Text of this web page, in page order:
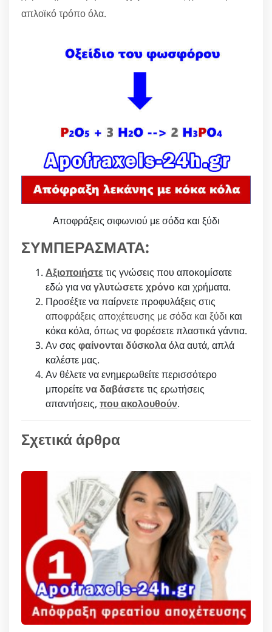
απλοϊκό τρόπο όλα.
Αποφράξεις σιφωνιού με σόδα και ξύδι
ΣΥΜΠΕΡΑΣΜΑΤΑ:
Αξιοποιήστε τις γνώσεις που αποκομίσατε
εδώ για ναγλυτώσετε χρόνο και χρήματα.
Προσέξτε να παίρνετε προφυλάξεις στις
αποφράξεις αποχέτευσης με σόδα και ξύδι και
κόκα κόλα, όπως να φορέσετε πλαστικά γάντια.
Αν σας φαίνονται δύσκολαόλα αυτά, απλά
καλέστε μας.
Αν θέλετε να ενημερωθείτε περισσότερο
μπορείτενα δαβάσετε τις ερωτήσεις
απαντήσεις, που ακολουθούν.
Σχετικά άρθρα